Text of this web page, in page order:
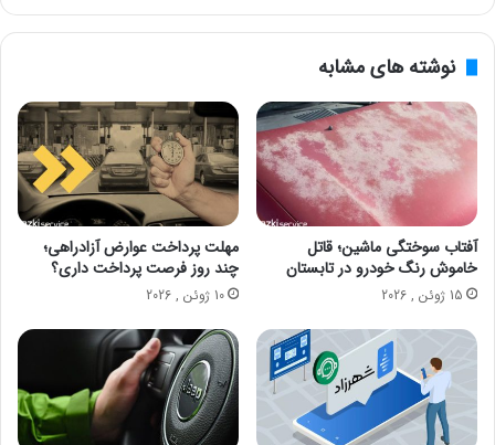
نوشته های مشابه
آفتاب سوختگی ماشین؛ قاتل
خاموش رنگ خودرو در تابستان
15 ژوئن , 2026
مهلت پرداخت عوارض آزادراهی؛
چند روز فرصت پرداخت داری؟
10 ژوئن , 2026